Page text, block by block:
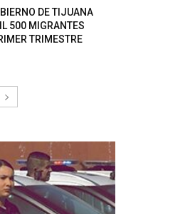
DE TIJUANA
500 MIGRANTES
TRIMESTRE